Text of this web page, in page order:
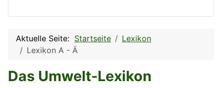
Aktuelle Seite: Startseite
Lexikon
Lexikon A - Ä
Das Umwelt-Lexikon